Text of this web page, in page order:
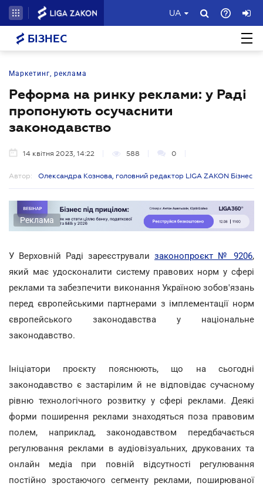
UA
БІЗНЕС
Маркетинг, реклама
Реформа на ринку реклами: у Раді
пропонують осучаснити
законодавство
14 квітня 2023, 14:22 588 0
Автор: Олександра Кознова, головний редактор LIGA ZAKON Бізнес
Реклама
У Верховній Раді зареєстрували законопроєкт № 9206,
який має удосконалити систему правових норм у сфері
реклами та забезпечити виконання Україною зобов'язань
перед європейськими партнерами з імплементації норм
європейського законодавства у національне
законодавство.
Ініціатори проєкту пояснюють, що на сьогодні
законодавство є застарілим й не відповідає сучасному
рівню технологічного розвитку у сфері реклами. Деякі
форми поширення реклами знаходяться поза правовим
полем, наприклад, законодавством передбачається
регулювання реклами в аудіовізуальних, друкованих та
онлайн медіа при повній відсутності регулювання
постійно зростаючого сегменту реклами, поширюваної